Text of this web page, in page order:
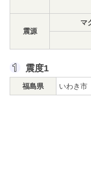
震源
マ
震度1
福島県 いわき市